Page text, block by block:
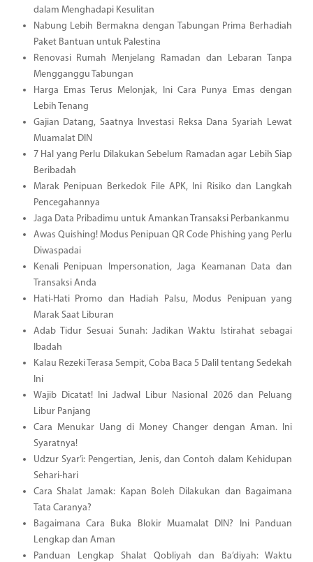
dalam Menghadapi Kesulitan
Nabung Lebih Bermakna dengan Tabungan Prima Berhadiah
Paket Bantuan untuk Palestina
Renovasi Rumah Menjelang Ramadan dan Lebaran Tanpa
Mengganggu Tabungan
Harga Emas Terus Melonjak, Ini Cara Punya Emas dengan
Lebih Tenang
Gajian Datang, Saatnya Investasi Reksa Dana Syariah Lewat
Muamalat DIN
7 Hal yang Perlu Dilakukan Sebelum Ramadan agar Lebih Siap
Beribadah
Marak Penipuan Berkedok File APK, Ini Risiko dan Langkah
Pencegahannya
Jaga Data Pribadimu untuk Amankan Transaksi Perbankanmu
Awas Quishing! Modus Penipuan QR Code Phishing yang Perlu
Diwaspadai
Kenali Penipuan Impersonation, Jaga Keamanan Data dan
Transaksi Anda
Hati-Hati Promo dan Hadiah Palsu, Modus Penipuan yang
Marak Saat Liburan
Adab Tidur Sesuai Sunah: Jadikan Waktu Istirahat sebagai
Ibadah
Kalau Rezeki Terasa Sempit, Coba Baca 5 Dalil tentang Sedekah
Ini
Wajib Dicatat! Ini Jadwal Libur Nasional 2026 dan Peluang
Libur Panjang
Cara Menukar Uang di Money Changer dengan Aman. Ini
Syaratnya!
Udzur Syar’i: Pengertian, Jenis, dan Contoh dalam Kehidupan
Sehari-hari
Cara Shalat Jamak: Kapan Boleh Dilakukan dan Bagaimana
Tata Caranya?
Bagaimana Cara Buka Blokir Muamalat DIN? Ini Panduan
Lengkap dan Aman
Panduan Lengkap Shalat Qobliyah dan Ba’diyah: Waktu